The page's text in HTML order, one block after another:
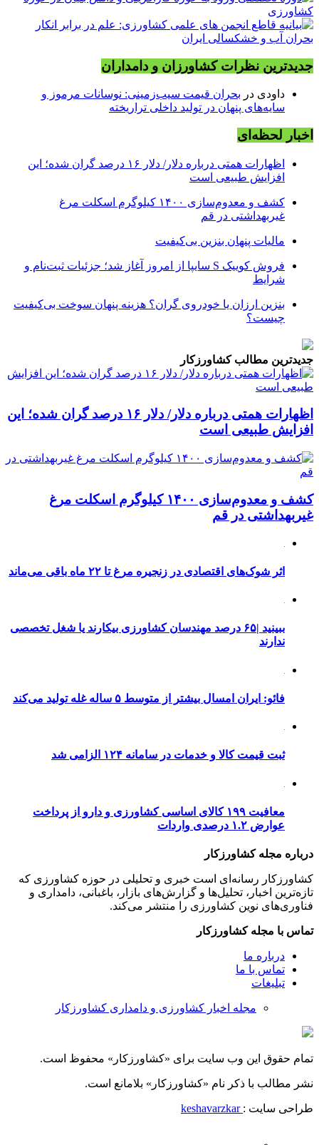
جدیدترین نظرات کشاورزان و دامداران
داودی در بحران قیمت سیب‌زمینی: نوسانات مرموز و
سایه‌های پنهان در تولید داخلی تراریخته
اخبار لحظه‌ای
اظهارات همتی درباره دلار/ دلار ۱۶ درصد گران شده؛ این
افزایش طبیعی است
کشف و معدوم‌سازی ۱۴۰۰ کیلوگرم اسکلت مرغ
غیربهداشتی در قم
مالیات پنهان بنزین بی‌کیفیت
فروش کوییک S سایپا از امروز آغاز شد؛ جزئیات ثبت‌نام و
شرایط
بنزین ارزان یا خودروی گران؟ هزینه پنهان سوخت بی‌کیفیت
چیست؟
جدیدترین مطالب کشاورزکار
اظهارات همتی درباره دلار/ دلار ۱۶ درصد گران شده؛ این
افزایش طبیعی است
کشف و معدوم‌سازی ۱۴۰۰ کیلوگرم اسکلت مرغ
غیربهداشتی در قم
اثر شوک‌های اقتصادی در زنجیره مرغ تا ۲۲ ماه باقی می‌ماند
ببینید |۶۵ درصد مهندسان کشاورزی بیکارند یا شغل تخصصی
ندارند
فائو: ایران امسال بیشتر از متوسط ۵ ساله غله تولید می‌کند
ثبت قیمت کالا و خدمات در سامانه ۱۲۴ الزامی شد
معافیت ۱۹۹ کالای اساسی کشاورزی و دارو از پرداخت
عوارض ۱.۲ درصدی واردات
درباره مجله کشاورزکار
کشاورزکار رسانه‌ای است خبری و تحلیلی در حوزه کشاورزی که
تازه‌ترین اخبار، تحلیل‌ها و گزارش‌های بازار، باغبانی، دامداری و
فناوری‌های نوین کشاورزی را منتشر می‌کند.
تماس با مجله کشاورزکار
درباره ما
تماس با ما
تبلیغات
مجله اخبار کشاورزی و دامداری کشاورزکار
تمام حقوق این وب سایت برای «کشاورزکار» محفوظ است.
نشر مطالب با ذکر نام «کشاورزکار» بلامانع است.
طراحی سایت : keshavarzkar